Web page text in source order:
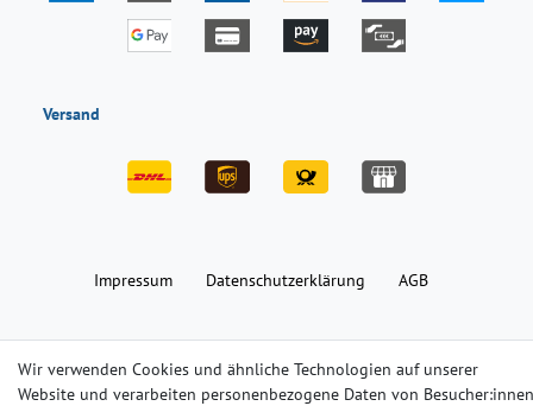
Versand
Impressum Daten­schutz­erklärung AGB
Wir verwenden Cookies und ähnliche Technologien auf unserer
Website und verarbeiten personenbezogene Daten von Besucher:innen